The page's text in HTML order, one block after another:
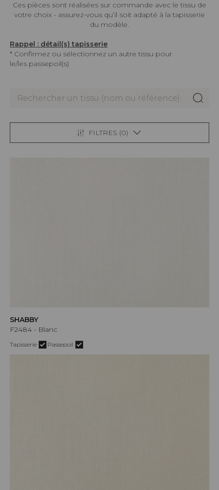
Ces pièces sont réalisées sur commande avec le tissu de
votre choix - assurez-vous qu’il soit adapté à la tapisserie
du modèle.
Rappel : détail(s) tapisserie
* Confirmez ou sélectionnez un autre tissu pour
le/les passepoil(s)
FILTRES (0)
SHABBY
F2484 - Blanc
Tapisserie Passepoil